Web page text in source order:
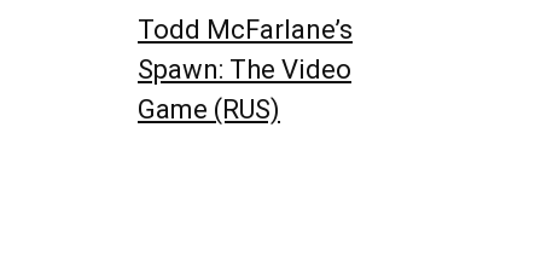
Todd McFarlane’s
Spawn: The Video
Game (RUS)